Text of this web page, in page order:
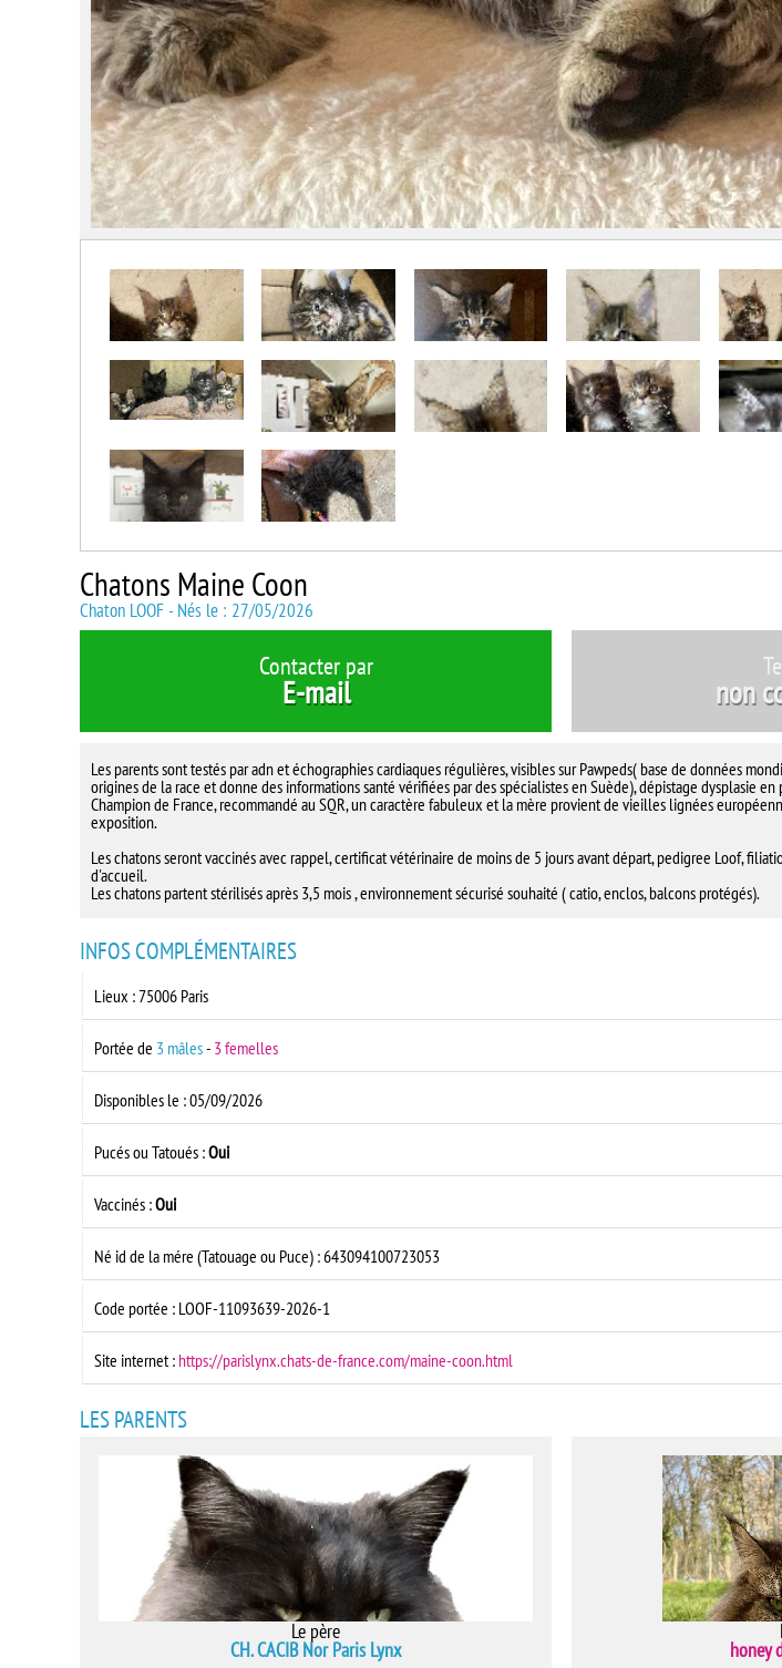
Chatons Maine Coon
Chaton LOOF - Nés le : 27/05/2026
Contacter par
E-mail non
Les parents sont testés par adn et échographies cardiaques régulières, visibles sur Pawpeds( base de données
origines de la race et donne des informations santé vérifiées par des spécialistes en Suède), dépistage dysplasie
Champion de France, recommandé au SQR, un caractère fabuleux et la mère provient de vieilles lignées
exposition.
Les chatons seront vaccinés avec rappel, certificat vétérinaire de moins de 5 jours avant départ, pedigree Loof,
d'accueil.
Les chatons partent stérilisés après 3,5 mois , environnement sécurisé souhaité ( catio, enclos, balcons protégés).
INFOS COMPLÉMENTAIRES
Lieux : 75006 Paris
Portée de 3 mâles- 3 femelles
Disponibles le : 05/09/2026
Pucés ou Tatoués :Oui
Vaccinés :Oui
Né id de la mére (Tatouage ou Puce) : 643094100723053
Code portée : LOOF-11093639-2026-1
Site internet : https://parislynx.chats-de-france.com/maine-coon.html
LES PARENTS
Le père
CH. CACIB Nor Paris Lynx honey